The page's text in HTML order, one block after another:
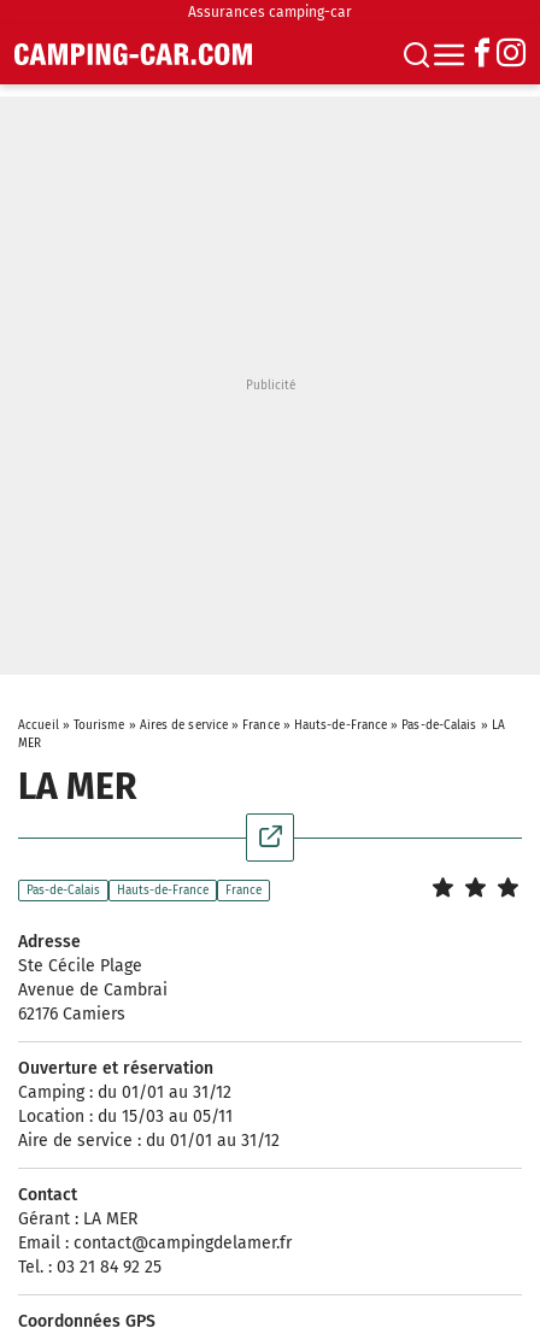
Assurances camping-car
Accueil» Tourisme » Aires de service » France» Hauts-de-France » Pas-de-Calais » LA
MER
LA MER
Pas-de-Calais Hauts-de-France France
Adresse
Ste Cécile Plage
Avenue de Cambrai
62176 Camiers
Ouverture et réservation
Camping : du 01/01 au 31/12
Location : du 15/03 au 05/11
Aire de service : du 01/01 au 31/12
Contact
Gérant : LA MER
Email : contact@campingdelamer.fr
Tel. : 03 21 84 92 25
Coordonnées GPS